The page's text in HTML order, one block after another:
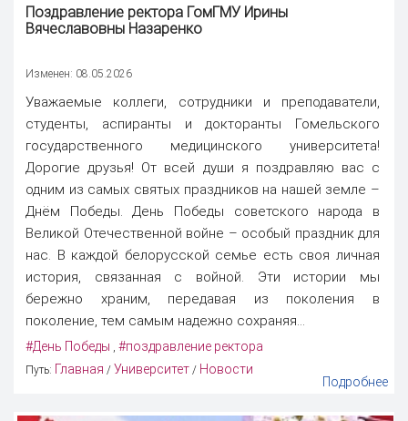
Поздравление ректора ГомГМУ Ирины
Вячеславовны Назаренко
Изменен: 08.05.2026
Уважаемые коллеги, сотрудники и преподаватели,
студенты, аспиранты и докторанты Гомельского
государственного медицинского университета!
Дорогие друзья! От всей души я поздравляю вас с
одним из самых святых праздников на нашей земле –
Днём Победы. День Победы советского народа в
Великой Отечественной войне – особый праздник для
нас. В каждой белорусской семье есть своя личная
история, связанная с войной. Эти истории мы
бережно храним, передавая из поколения в
поколение, тем самым надежно сохраняя...
#День Победы #поздравление ректора
Путь: Главная / Университет / Новости
Подробнее